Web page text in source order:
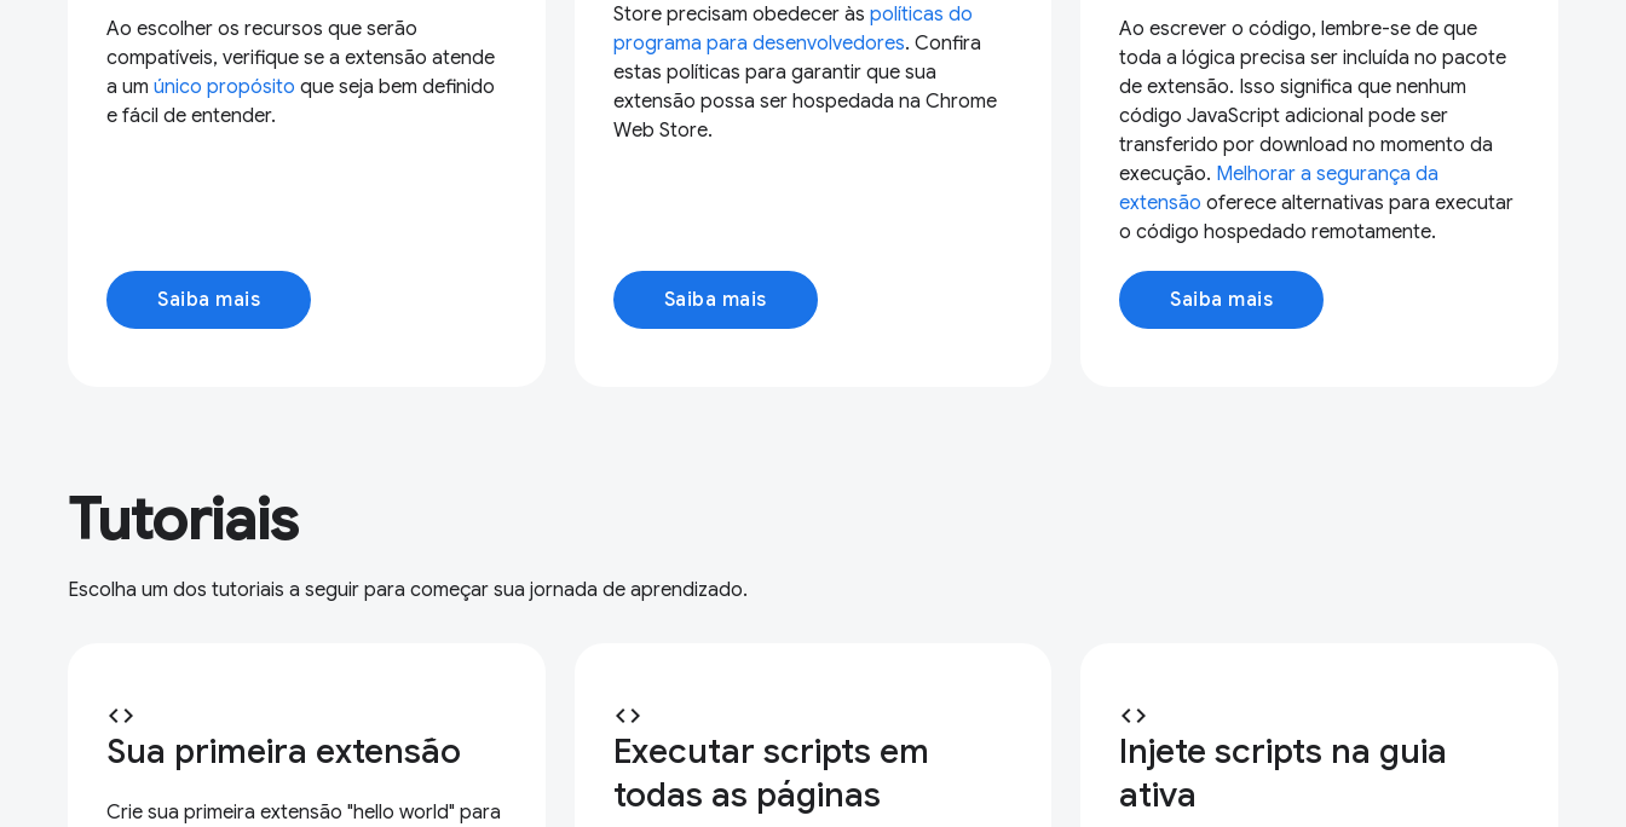
Ao escolher os recursos que serão
compatíveis, verifique se a extensão atende
a um único propósito que seja bem definido
e fácil de entender.
Saiba mais
Store precisam obedecer às políticas do
programa para desenvolvedores. Confira
estas políticas para garantir que sua
extensão possa ser hospedada na Chrome
Web Store.
Saiba mais
Ao escrever o código, lembre-se de que
toda a lógica precisa ser incluída no pacote
de extensão. Isso significa que nenhum
código JavaScript adicional pode ser
transferido por download no momento da
execução. Melhorar a segurança da
extensão oferece alternativas para executar
o código hospedado remotamente.
Saiba mais
Tutoriais
Escolha um dos tutoriais a seguir para começar sua jornada de aprendizado.
code
Sua primeira extensão
Crie sua primeira extensão "hello world" para
code
Executar scripts em
todas as páginas
code
Injete scripts na guia
ativa